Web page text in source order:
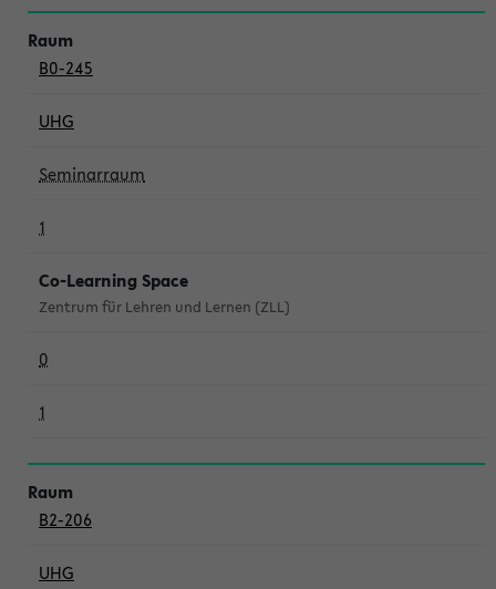
B0-245
UHG
Seminarraum
1
Co-Learning Space
Zentrum für Lehren und Lernen (ZLL)
0
1
B2-206
UHG